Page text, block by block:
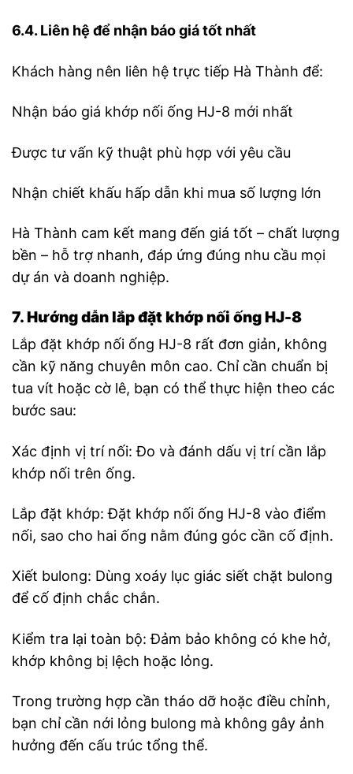
6.4. Liên hệ để nhận báo giá tốt nhất
Khách hàng nên liên hệ trực tiếp Hà Thành để:
Nhận báo giá khớp nối ống HJ-8 mới nhất
Được tư vấn kỹ thuật phù hợp với yêu cầu
Nhận chiết khấu hấp dẫn khi mua số lượng lớn
Hà Thành cam kết mang đến giá tốt – chất lượng
bền – hỗ trợ nhanh, đáp ứng đúng nhu cầu mọi
dự án và doanh nghiệp.
7. Hướng dẫn lắp đặt khớp nối ống HJ-8
Lắp đặt khớp nối ống HJ-8 rất đơn giản, không
cần kỹ năng chuyên môn cao. Chỉ cần chuẩn bị
tua vít hoặc cờ lê, bạn có thể thực hiện theo các
bước sau:
Xác định vị trí nối: Đo và đánh dấu vị trí cần lắp
khớp nối trên ống.
Lắp đặt khớp: Đặt khớp nối ống HJ-8 vào điểm
nối, sao cho hai ống nằm đúng góc cần cố định.
Xiết bulong: Dùng xoáy lục giác siết chặt bulong
để cố định chắc chắn.
Kiểm tra lại toàn bộ: Đảm bảo không có khe hở,
khớp không bị lệch hoặc lỏng.
Trong trường hợp cần tháo dỡ hoặc điều chỉnh,
bạn chỉ cần nới lỏng bulong mà không gây ảnh
hưởng đến cấu trúc tổng thể.